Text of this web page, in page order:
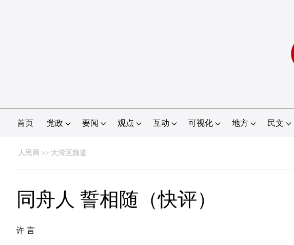
首页 党政 要闻 观点 互动 可视化 地方 民文
人民网 >> 大湾区频道
同舟人 誓相随（快评）
许 言